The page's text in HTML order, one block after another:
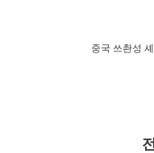
중국 쓰촨성